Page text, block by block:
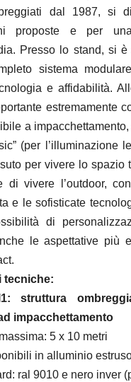
dal 1987, si
proposte e per
Presso lo stand, si
sistema
e affidabilità. Al
estremamente
a
(per
per vivere lo spazio
di vivere l’outdoor,
e le sofisticate
di
le aspettative più
tecniche:
struttura
impacchettamento
5 x 10 metri
in alluminio
ral 9010 e nero inver